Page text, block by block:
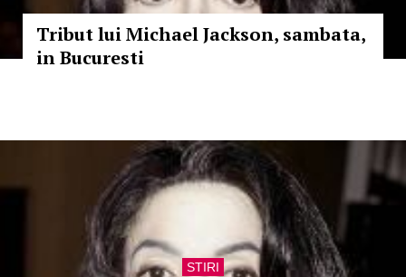
Tribut lui Michael Jackson, sambata,
in Bucuresti
STIRI